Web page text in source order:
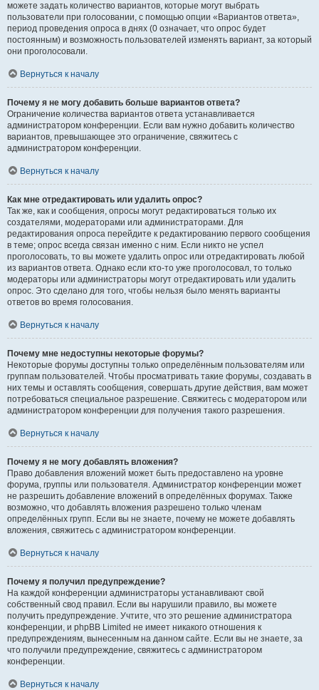
можете задать количество вариантов, которые могут выбрать
пользователи при голосовании, с помощью опции «Вариантов ответа»,
период проведения опроса в днях (0 означает, что опрос будет
постоянным) и возможность пользователей изменять вариант, за который
они проголосовали.
Вернуться к началу
Почему я не могу добавить больше вариантов ответа?
Ограничение количества вариантов ответа устанавливается
администратором конференции. Если вам нужно добавить количество
вариантов, превышающее это ограничение, свяжитесь с
администратором конференции.
Вернуться к началу
Как мне отредактировать или удалить опрос?
Так же, как и сообщения, опросы могут редактироваться только их
создателями, модераторами или администраторами. Для
редактирования опроса перейдите к редактированию первого сообщения
в теме; опрос всегда связан именно с ним. Если никто не успел
проголосовать, то вы можете удалить опрос или отредактировать любой
из вариантов ответа. Однако если кто-то уже проголосовал, то только
модераторы или администраторы могут отредактировать или удалить
опрос. Это сделано для того, чтобы нельзя было менять варианты
ответов во время голосования.
Вернуться к началу
Почему мне недоступны некоторые форумы?
Некоторые форумы доступны только определённым пользователям или
группам пользователей. Чтобы просматривать такие форумы, создавать в
них темы и оставлять сообщения, совершать другие действия, вам может
потребоваться специальное разрешение. Свяжитесь с модератором или
администратором конференции для получения такого разрешения.
Вернуться к началу
Почему я не могу добавлять вложения?
Право добавления вложений может быть предоставлено на уровне
форума, группы или пользователя. Администратор конференции может
не разрешить добавление вложений в определённых форумах. Также
возможно, что добавлять вложения разрешено только членам
определённых групп. Если вы не знаете, почему не можете добавлять
вложения, свяжитесь с администратором конференции.
Вернуться к началу
Почему я получил предупреждение?
На каждой конференции администраторы устанавливают свой
собственный свод правил. Если вы нарушили правило, вы можете
получить предупреждение. Учтите, что это решение администратора
конференции, и phpBB Limited не имеет никакого отношения к
предупреждениям, вынесенным на данном сайте. Если вы не знаете, за
что получили предупреждение, свяжитесь с администратором
конференции.
Вернуться к началу